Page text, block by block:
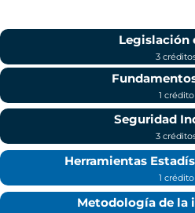
Legislación
3
1 crédito
Seguridad
3
Herramientas
1 crédito
Metodología de la